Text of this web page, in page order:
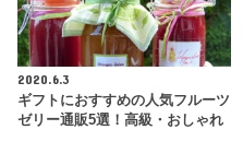
2020.6.3
ギフトにおすすめの人気フルーツ
ゼリー通販5選！高級・おしゃれ